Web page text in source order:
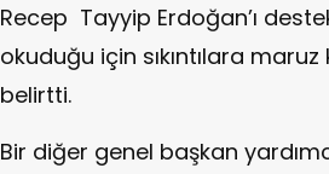
Recep Tayyip Erdoğan’ı
okuduğu için sıkıntılara maruz
belirtti.
Bir diğer genel başkan